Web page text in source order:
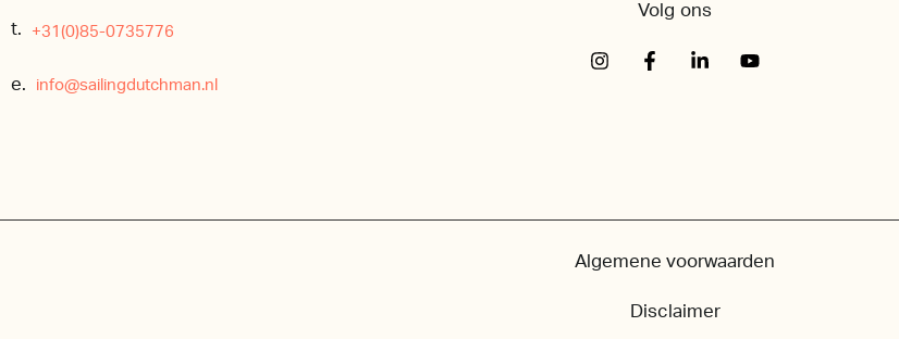
t. +31(0)85-0735776
e. info@sailingdutchman.nl
Volg ons
Algemene voorwaarden
Disclaimer